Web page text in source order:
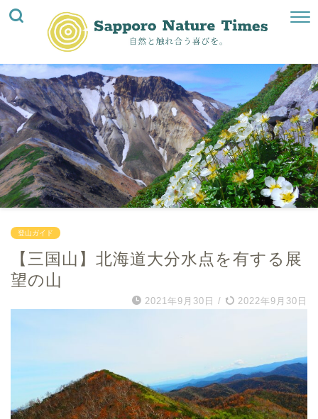
登山ガイド
【三国山】北海道大分水点を有する展
望の山
2021年9月30日 / 2022年9月30日